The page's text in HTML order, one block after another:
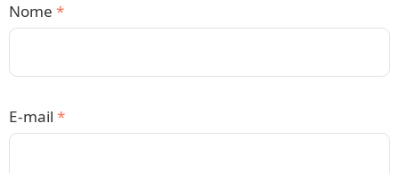
Nome *
E-mail *